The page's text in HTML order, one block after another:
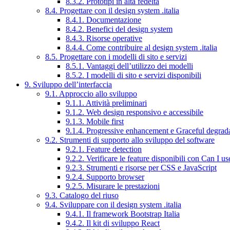
8.4. Progettare con il design system .italia
8.4.1. Documentazione
8.4.2. Benefici del design system
8.4.3. Risorse operative
8.4.4. Come contribuire al design system .italia
8.5. Progettare con i modelli di sito e servizi
8.5.1. Vantaggi dell’utilizzo dei modelli
8.5.2. I modelli di sito e servizi disponibili
9. Sviluppo dell’interfaccia
9.1. Approccio allo sviluppo
9.1.1. Attività preliminari
9.1.2. Web design responsivo e accessibile
9.1.3. Mobile first
9.1.4. Progressive enhancement e Graceful
9.2. Strumenti di supporto allo sviluppo del software
9.2.1. Feature detection
9.2.2. Verificare le feature disponibili con Can I
9.2.3. Strumenti e risorse per CSS e JavaScript
9.2.4. Supporto browser
9.2.5. Misurare le prestazioni
9.3. Catalogo del riuso
9.4. Sviluppare con il design system .italia
9.4.1. Il framework Bootstrap Italia
9.4.2. Il kit di sviluppo React